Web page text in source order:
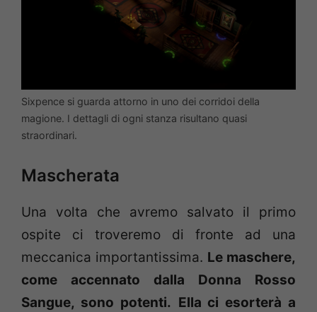
Sixpence si guarda attorno in uno dei corridoi della
magione. I dettagli di ogni stanza risultano quasi
straordinari.
Mascherata
Una volta che avremo salvato il primo
ospite ci troveremo di fronte ad una
meccanica importantissima. Le maschere,
come accennato dalla Donna Rosso
Sangue, sono potenti. Ella ci esorterà a